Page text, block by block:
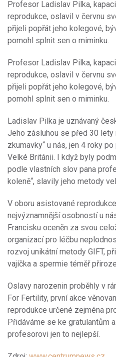
Profesor Ladislav Pilka,
reprodukce, oslavil v červnu
přijeli popřát jeho kolegové,
pomohl splnit sen o miminku.
Profesor Ladislav Pilka,
reprodukce, oslavil v červnu
přijeli popřát jeho kolegové,
pomohl splnit sen o miminku.
Ladislav Pilka je uznávaný
Jeho zásluhou se před 30 lety
zkumavky“ u nás, jen 4 roky
Velké Británii. I když byly
podle vlastních slov pana
koleně“, slavily jeho metody
V oboru asistované
nejvýznamnější osobností u
Francisku oceněn za svou
organizací pro léčbu
rozvoj unikátní metody GIFT,
vajíčka a spermie téměř
Oslavy narozenin proběhly v
For Fertility, první akce
reprodukce určené zejména
Přidáváme se ke gratulantům
profesorovi jen to nejlepší.